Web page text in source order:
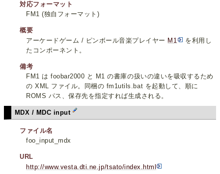
対応フォーマット
FM1 (独自フォーマット)
概要
アーケードゲーム / ピンボール音楽プレイヤー M1
を利用し
たコンポーネント。
備考
FM1 は foobar2000 と M1 の書庫の扱いの違いを吸収するため
の XML ファイル。同梱の fm1utils.bat を起動して、順に
ROMS パス、保存先を指定すれば生成される。
MDX / MDC input
ファイル名
foo_input_mdx
URL
http://www.vesta.dti.ne.jp/tsato/index.html